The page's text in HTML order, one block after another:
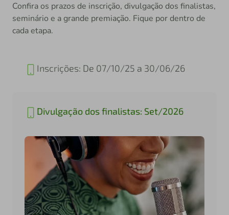
Confira os prazos de inscrição, divulgação dos finalistas,
seminário e a grande premiação. Fique por dentro de
cada etapa.
Inscrições: De 07/10/25 a 30/06/26
Divulgação dos finalistas: Set/2026
Votação popular: Set/2026